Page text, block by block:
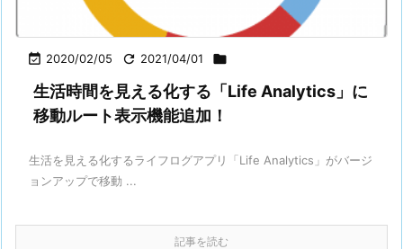
 2020/02/05  2021/04/01 
生活時間を見える化する「Life Analytics」に
移動ルート表示機能追加！
生活を見える化するライフログアプリ「Life Analytics」がバージ
ョンアップで移動 ...
記事を読む